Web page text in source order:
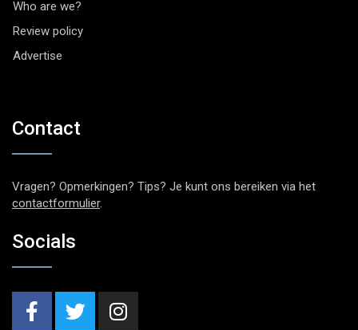
Who are we?
Review policy
Advertise
Contact
Vragen? Opmerkingen? Tips? Je kunt ons bereiken via het
contactformulier.
Socials